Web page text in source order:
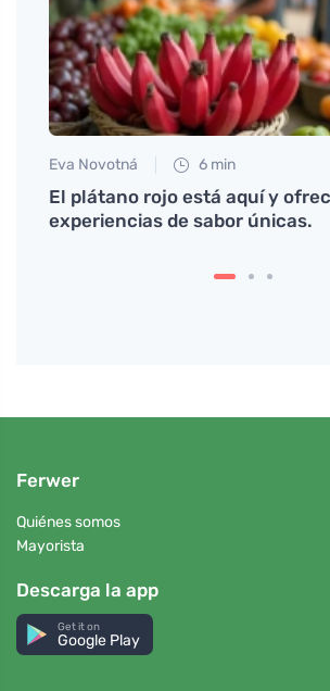
Eva Novotná 6 min
El plátano rojo está aquí y
experiencias de sabor únicas.
Ferwer
Quiénes somos
Mayorista
Descarga la app
Get it on
Google Play